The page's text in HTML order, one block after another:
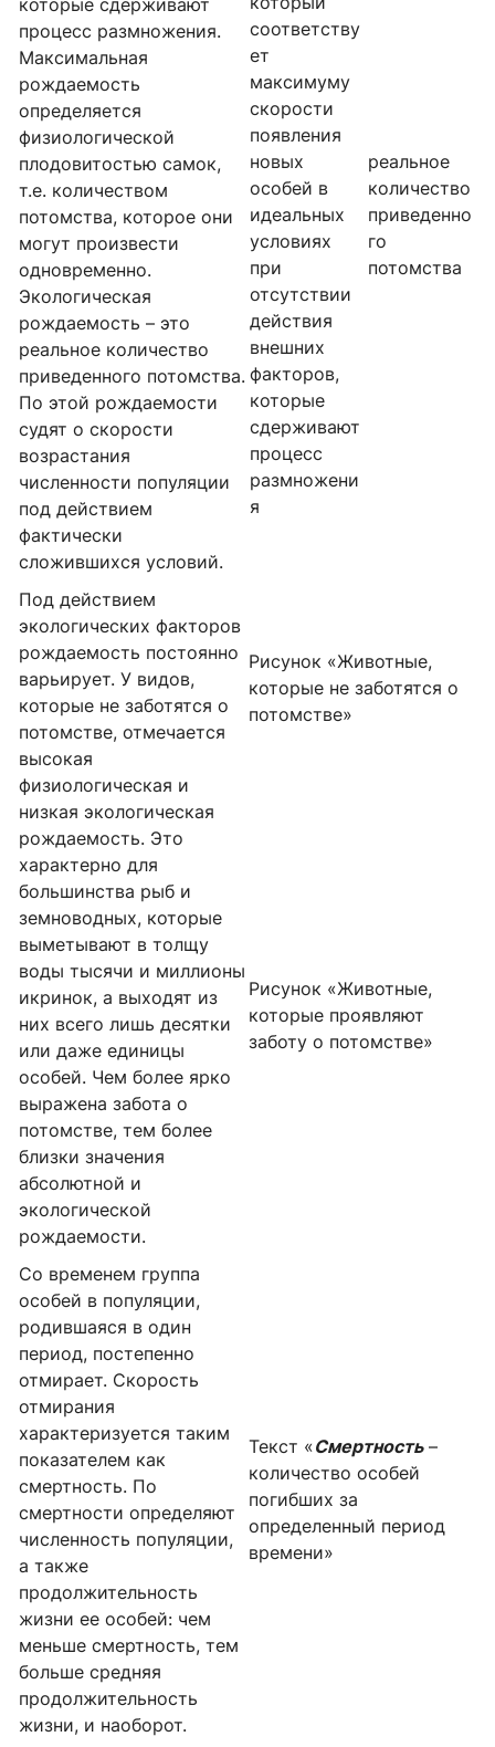
процесс размножения.
Максимальная
рождаемость
определяется
физиологической
плодовитостью самок,
т.е. количеством
потомства, которое они
могут произвести
одновременно.
Экологическая
рождаемость – это
реальное количество
приведенного потомства.
По этой рождаемости
судят о скорости
возрастания
численности популяции
под действием
фактически
сложившихся условий.
соответству
ет
максимуму
скорости
появления
новых
особей в
идеальных
условиях
при
отсутствии
действия
внешних
факторов,
которые
сдерживают
процесс
размножени
я
реальное
количество
приведенно
го
потомства
Под действием
экологических факторов
рождаемость постоянно
варьирует. У видов,
которые не заботятся о
потомстве, отмечается
высокая
физиологическая и
низкая экологическая
рождаемость. Это
характерно для
большинства рыб и
земноводных, которые
выметывают в толщу
воды тысячи и миллионы
икринок, а выходят из
них всего лишь десятки
или даже единицы
особей. Чем более ярко
выражена забота о
потомстве, тем более
близки значения
абсолютной и
экологической
рождаемости.
Рисунок «Животные,
которые не заботятся о
потомстве»
Рисунок «Животные,
которые проявляют
заботу о потомстве»
Со временем группа
особей в популяции,
родившаяся в один
период, постепенно
отмирает. Скорость
отмирания
характеризуется таким
показателем как
смертность. По
смертности определяют
численность популяции,
а также
продолжительность
жизни ее особей: чем
меньше смертность, тем
больше средняя
продолжительность
жизни, и наоборот.
Текст «Смертность–
количество особей
погибших за
определенный период
времени»